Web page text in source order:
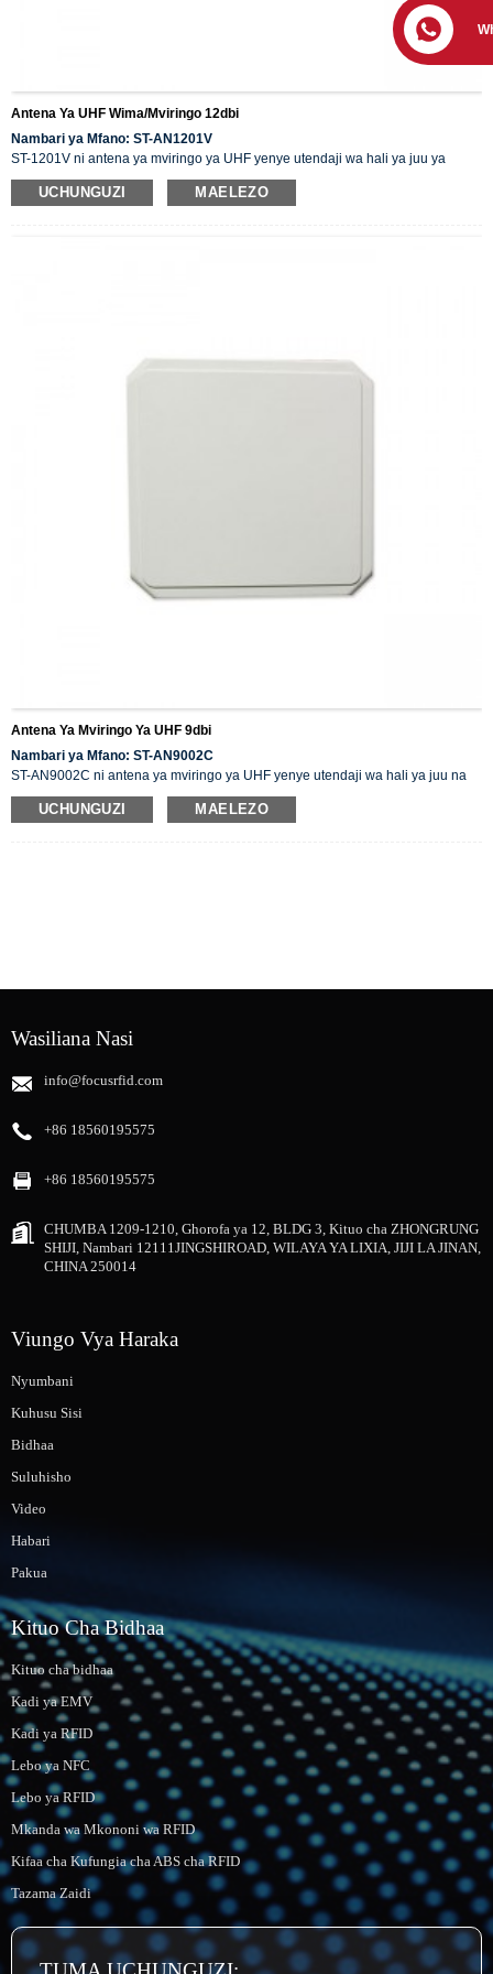
Antena Ya UHF Wima/Mviringo 12dbi
Nambari ya Mfano: ST-AN1201V
ST-1201V ni antena ya mviringo ya UHF yenye utendaji wa hali ya juu ya
12dBi na umbali wa kusoma hadi mita 10. Inatumika sana katika mfumo wa
RFID kama vile vifaa, udhibiti wa ufikiaji wa gari, na mfumo wa kudhibiti
UCHUNGUZI MAELEZO
Antena Ya Mviringo Ya UHF 9dbi
Nambari ya Mfano: ST-AN9002C
ST-AN9002C ni antena ya mviringo ya UHF yenye utendaji wa hali ya juu na
umbali wa kusoma hadi mita 6-8. Inatumika sana katika mfumo wa RFID kama
vile vifaa, udhibiti wa ufikiaji wa gari, na mfumo wa kudhibiti michakato ya
UCHUNGUZI MAELEZO
Wasiliana Nasi
info@focusrfid.com
+86 18560195575
+86 18560195575
CHUMBA 1209-1210, Ghorofa ya 12, BLDG 3, Kituo cha ZHONGRUNG
SHIJI, Nambari 12111JINGSHIROAD, WILAYA YA LIXIA, JIJI LA JINAN,
CHINA 250014
Viungo Vya Haraka
Nyumbani
Kuhusu Sisi
Bidhaa
Suluhisho
Video
Habari
Pakua
Kituo Cha Bidhaa
Kituo cha bidhaa
Kadi ya EMV
Kadi ya RFID
Lebo ya NFC
Lebo ya RFID
Mkanda wa Mkononi wa RFID
Kifaa cha Kufungia cha ABS cha RFID
Tazama Zaidi